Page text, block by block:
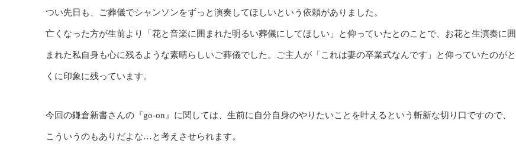
つい先日も、ご葬儀でシャンソンをずっと演奏してほしいという依頼がありました。
亡くなった方が生前より「花と音楽に囲まれた明るい葬儀にしてほしい」と仰っていたとのことで、お花と生演奏に囲
まれた私自身も心に残るような素晴らしいご葬儀でした。ご主人が「これは妻の卒業式なんです」と仰っていたのがと
くに印象に残っています。
今回の鎌倉新書さんの『go-on』に関しては、生前に自分自身のやりたいことを叶えるという斬新な切り口ですので、
こういうのもありだよな…と考えさせられます。